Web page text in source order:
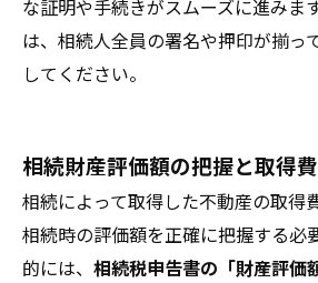
な証明や手続きがスムーズに進みま
は、相続人全員の署名や押印が揃っ
してください。
相続財産評価額の把握と取得
相続によって取得した不動産の取得
相続時の評価額を正確に把握する必
的には、 相続税申告書の「財産評価